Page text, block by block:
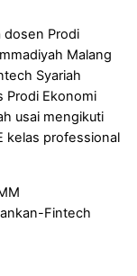
dosen Prodi
Malang
Syariah
Prodi Ekonomi
usai mengikuti
kelas professional